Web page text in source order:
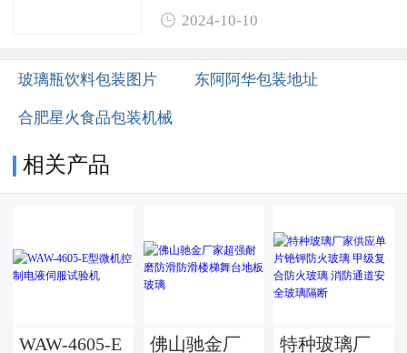
 2024-10-10
玻璃瓶饮料包装图片 东阿阿华包装地址
合肥星火食品包装机械
相关产品
WAW-4605-E
佛山驰金厂
特种玻璃厂